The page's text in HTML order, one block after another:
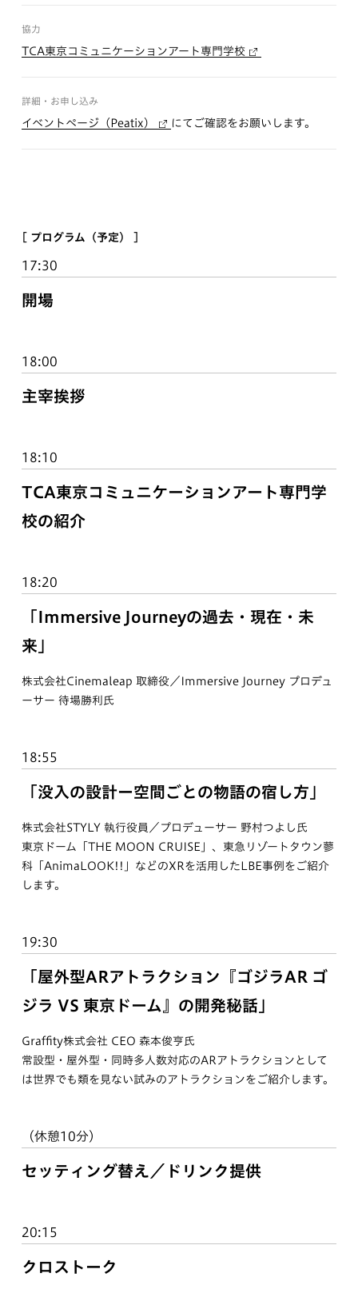
協力
TCA東京コミュニケーションアート専門学校
詳細・お申し込み
イベントページ（Peatix） にてご確認をお願いします。
[ プログラム（予定） ]
17:30
開場
18:00
主宰挨拶
18:10
TCA東京コミュニケーションアート専門学
校の紹介
18:20
「Immersive Journeyの過去・現在・未
来」
株式会社Cinemaleap 取締役／Immersive Journey プロデュ
ーサー 待場勝利氏
18:55
「没入の設計ー空間ごとの物語の宿し方」
株式会社STYLY 執行役員／プロデューサー 野村つよし氏
東京ドーム「THE MOON CRUISE」、東急リゾートタウン蓼
科「AnimaLOOK!!」などのXRを活用したLBE事例をご紹介
します。
19:30
「屋外型ARアトラクション『ゴジラAR ゴ
ジラ VS 東京ドーム』の開発秘話」
Graffity株式会社 CEO 森本俊亨氏
常設型・屋外型・同時多人数対応のARアトラクションとして
は世界でも類を見ない試みのアトラクションをご紹介します。
（休憩10分）
セッティング替え／ドリンク提供
20:15
クロストーク